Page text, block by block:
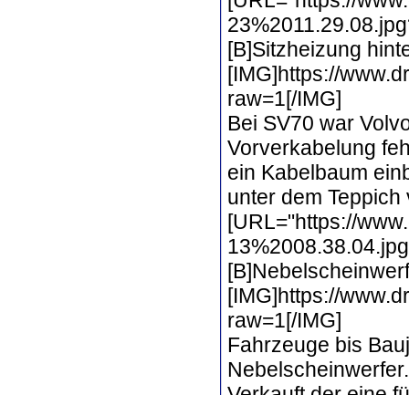
[B]Sitzheizung
[IMG]https://
raw=1[/IMG]
Bei SV70 war
Vorverkabelung
ein Kabelbaum
unter dem
[URL="https://
[IMG]https://
raw=1[/IMG]
Fahrzeuge bis